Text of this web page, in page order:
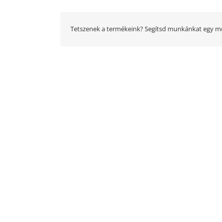
Tetszenek a termékeink? Segítsd munkánkat egy